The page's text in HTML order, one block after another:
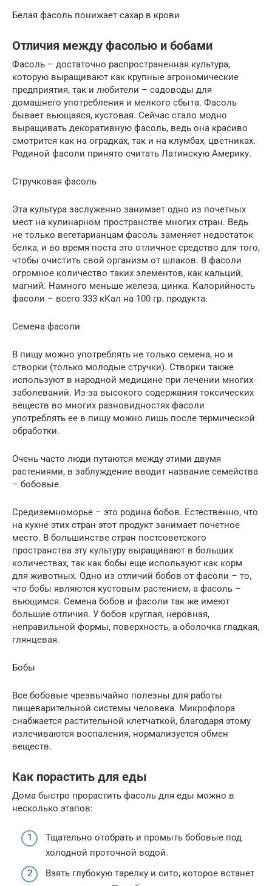
Белая фасоль понижает сахар в крови
Отличия между фасолью и бобами
Фасоль – достаточно распространенная культура,
которую выращивают как крупные агрономические
предприятия, так и любители – садоводы для
домашнего употребления и мелкого сбыта. Фасоль
бывает вьющаяся, кустовая. Сейчас стало модно
выращивать декоративную фасоль, ведь она красиво
смотрится как на оградках, так и на клумбах, цветниках.
Родиной фасоли принято считать Латинскую Америку.
Стручковая фасоль
Эта культура заслуженно занимает одно из почетных
мест на кулинарном пространстве многих стран. Ведь
не только вегетарианцам фасоль заменяет недостаток
белка, и во время поста это отличное средство для того,
чтобы очистить свой организм от шлаков. В фасоли
огромное количество таких элементов, как кальций,
магний. Намного меньше железа, цинка. Калорийность
фасоли – всего 333 кКал на 100 гр. продукта.
Семена фасоли
В пищу можно употреблять не только семена, но и
створки (только молодые стручки). Створки также
используют в народной медицине при лечении многих
заболеваний. Из-за высокого содержания токсических
веществ во многих разновидностях фасоли
употреблять ее в пищу можно лишь после термической
обработки.
Очень часто люди путаются между этими двумя
растениями, в заблуждение вводит название семейства
– бобовые.
Средиземноморье – это родина бобов. Естественно, что
на кухне этих стран этот продукт занимает почетное
место. В большинстве стран постсоветского
пространства эту культуру выращивают в больших
количествах, так как бобы еще используют как корм
для животных. Одно из отличий бобов от фасоли – то,
что бобы являются кустовым растением, а фасоль –
вьющимся. Семена бобов и фасоли так же имеют
большие отличия. У бобов круглая, неровная,
неправильной формы, поверхность, а оболочка гладкая,
глянцевая.
Бобы
Все бобовые чрезвычайно полезны для работы
пищеварительной системы человека. Микрофлора
снабжается растительной клетчаткой, благодаря этому
излечиваются воспаления, нормализуется обмен
веществ.
Как порастить для еды
Дома быстро прорастить фасоль для еды можно в
несколько этапов:
Тщательно отобрать и промыть бобовые под
холодной проточной водой.
Взять глубокую тарелку и сито, которое встанет